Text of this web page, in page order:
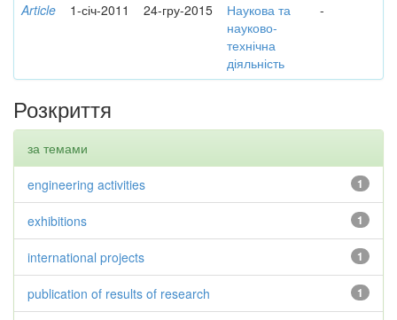
Article 1-січ-2011 24-гру-2015
Наукова та
науково-
технічна
діяльність
-
Розкриття
за темами
1
engineering activities
1
exhibitions
1
international projects
1
publication of results of research